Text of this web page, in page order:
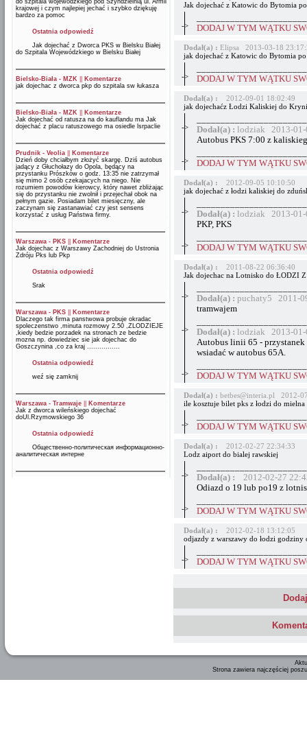
do szpitala wojewódzkiego pod Szyndzielnią ul. Armii
krajowej i czym najlepiej jechać i szybko dziękuję
bardzo za pomoc
Ostatnia odpowiedź
Jak dojechać z Dworca PKS w Bielsku Białej
do Szpitala Wojewódzkiego w Bielsku Białej
Bielsko-Biała - MZK
Komentarze
jak dojechac z dworca pkp do szpitala sw łukasza
Bielsko-Biała - MZK
Komentarze
Jak dojechać od ratusza na do kauflandu ma Jak
dojechać z placu ratuszowego ma osiedle lsrpaclie
Prudnik - Veolia
Komentarze
Dzień doby chciałbym złożyć skargę. Dziś autobus
jadący z Głuchołazy do Opola, będący na
przystanku Prószków o godz. 13:35 nie zatrzymał
się mimo 2 osób czekajacych na niego. Nie
rozumiem powodów kierowcy, który nawet zbliżając
się do przystanku nie zwolnił i przejechał obok na
pełnym gazie. Posiadam bilet miesięczny, ale
zaczynam się zastanawiać czy jest sensens
korzystać z usług Państwa firmy.
Warszawa - PKS
Komentarze
Jak dojechac z Warszawy Zachodniej do Ustronia
Zdróju Pks lub Pkp
Ostatnia odpowiedź
Srak
Warszawa - PKS
Komentarze
Dlaczego tak firma panstwowa probuje okradac
spoleczenstwo ,minuta rozmowy 2.50 ,ZLODZIEJE
,kiedy bedzie porzadek na stronach ze bedzie
mozna np. dowiedziec sie jak dojechac do
Goszczynina ,co za kraj ................
Ostatnia odpowiedź
weź się zamknij
Warszawa - Tramwaje
Komentarze
Jak z dworca wileńskiego dojechać
doUl.Rzymowskiego 36
Ostatnia odpowiedź
Общественно-политическая информационно-
аналитическая интерне
Jak dojechać z Katowic do Bytomia
->
DODAJ W TYM WĄTKU
Dodał(a) : Elipsa 2013-03-18
jak dojechać z Katowic do Bytomia
->
DODAJ W TYM WĄTKU
Dodał(a) :
2012-09-01 18:02:49
jak dojechaćz Łodzi Kaliskiej do
->
Dodał(a) : lodziak 2013-01-
Autobus PKS 7:00 z
->
DODAJ W TYM WĄTKU
Dodał(a) :
2012-09-05 10:10:50
jak dojechać z łodzi kaliskiej do
->
Dodał(a) : lodziak 2013-01-
PKP, PKS
->
DODAJ W TYM WĄTKU
Dodał(a) :
2011-08-22 06:36:40
Jak dojechac na Lotnisko do ŁODZI
->
Dodał(a) : puchaty5 2011-
tramwajem
->
Dodał(a) : lodziak 2013-01-
Autobus linii 65 - przystanek
wsiadać w autobus 65A.
->
DODAJ W TYM WĄTKU
Dodał(a) : betbes@interia.pl 2012-
ile kosztuje bilet pks z łodzi do
->
DODAJ W TYM WĄTKU
Dodał(a) :
2012-02-27 22:34:33
Lodz aiport do bialej rawskiej
->
Dodał(a) :
2012-02-27
Odiazd o 19 lub po19 z
->
DODAJ W TYM WĄTKU
Dodał(a) :
2012-02-18 13:12:05
odjazdy z warszawy do łodzi godziny
->
DODAJ W TYM WĄTKU
Strona zawiera najczęściej